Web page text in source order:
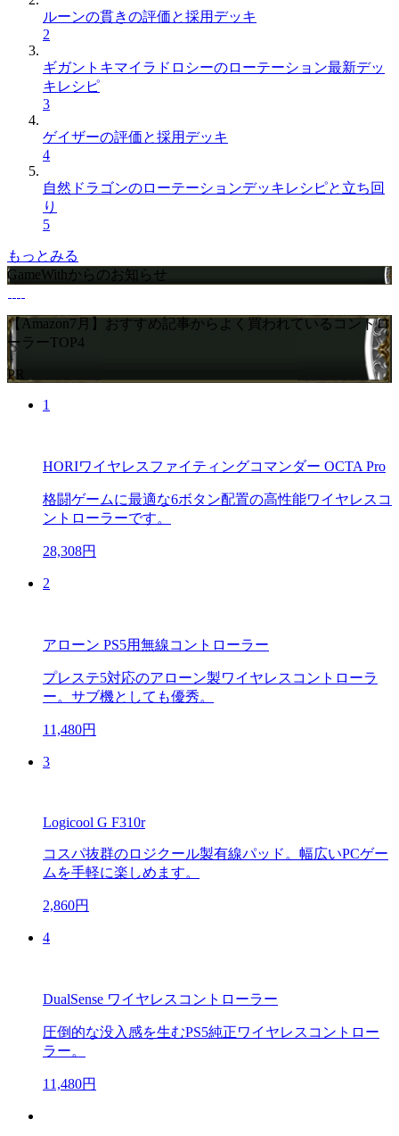
ルーンの貫きの評価と採用デッキ
2
ギガントキマイラドロシーのローテーション最新デッ
キレシピ
3
ゲイザーの評価と採用デッキ
4
自然ドラゴンのローテーションデッキレシピと立ち回
り
5
もっとみる
GameWithからのお知らせ
【Amazon7月】おすすめ記事からよく買われているコントロ
ーラーTOP4
PR
1
HORIワイヤレスファイティングコマンダー OCTA Pro
格闘ゲームに最適な6ボタン配置の高性能ワイヤレスコ
ントローラーです。
28,308円
2
アローン PS5用無線コントローラー
プレステ5対応のアローン製ワイヤレスコントローラ
ー。サブ機としても優秀。
11,480円
3
Logicool G F310r
コスパ抜群のロジクール製有線パッド。幅広いPCゲー
ムを手軽に楽しめます。
2,860円
4
DualSense ワイヤレスコントローラー
圧倒的な没入感を生むPS5純正ワイヤレスコントロー
ラー。
11,480円